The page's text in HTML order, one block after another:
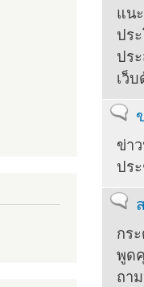
แน
ปร
ปร
เว็
ยังไม่มี
ข่า
ปร
ยังไม่มี
กร
พูด
ถา